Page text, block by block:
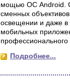
мощью ОС Android.
сменных
освещении и даже в
мобильных
Подробнее...